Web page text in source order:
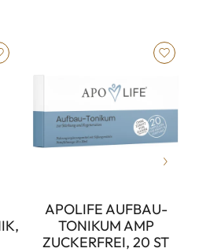
APOLIFE AUFBAU-
TONIKUM AMP
ZUCKERFREI, 20 ST